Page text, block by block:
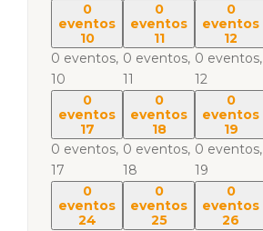
0
eventos
10
0 eventos,
10
0
eventos
11
0 eventos,
11
0
eventos
12
0 eventos,
12
0
eventos
17
0 eventos,
17
0
eventos
18
0 eventos,
18
0
eventos
19
0 eventos,
19
0
eventos
24
0
eventos
25
0
eventos
26